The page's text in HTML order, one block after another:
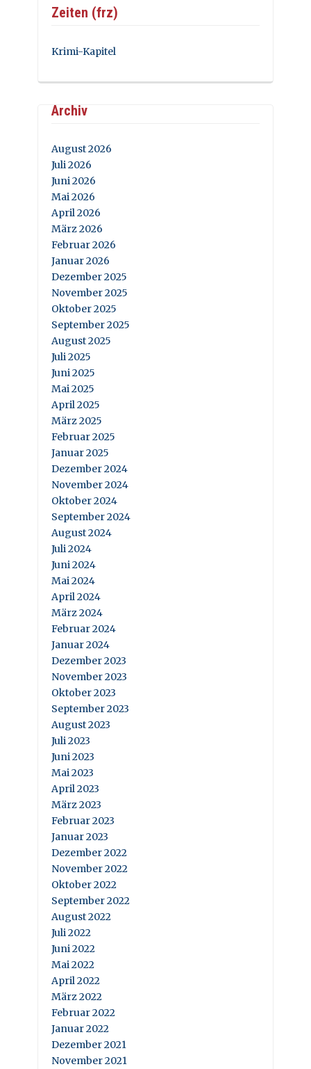
Zeiten (frz)
Krimi-Kapitel
Archiv
August 2026
Juli 2026
Juni 2026
Mai 2026
April 2026
März 2026
Februar 2026
Januar 2026
Dezember 2025
November 2025
Oktober 2025
September 2025
August 2025
Juli 2025
Juni 2025
Mai 2025
April 2025
März 2025
Februar 2025
Januar 2025
Dezember 2024
November 2024
Oktober 2024
September 2024
August 2024
Juli 2024
Juni 2024
Mai 2024
April 2024
März 2024
Februar 2024
Januar 2024
Dezember 2023
November 2023
Oktober 2023
September 2023
August 2023
Juli 2023
Juni 2023
Mai 2023
April 2023
März 2023
Februar 2023
Januar 2023
Dezember 2022
November 2022
Oktober 2022
September 2022
August 2022
Juli 2022
Juni 2022
Mai 2022
April 2022
März 2022
Februar 2022
Januar 2022
Dezember 2021
November 2021